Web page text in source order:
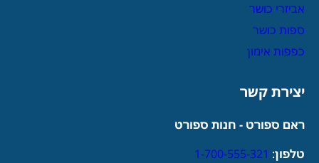
אביזרי כושר
ספות כושר
כפפות אימון
יצירת קשר
ראם ספורט - חנות ספורט
טלפון:
1-700-555-321